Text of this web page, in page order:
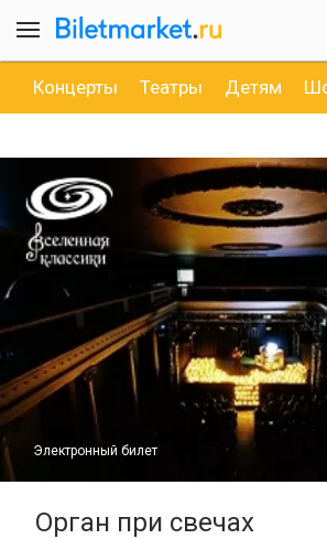
Концерты Театры Детям
Орган при свечах
Электронный билет